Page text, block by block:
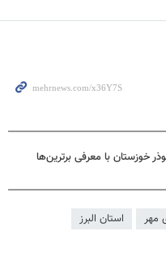
خوزستان با معرفی برترین‌ها
مهر استان البرز